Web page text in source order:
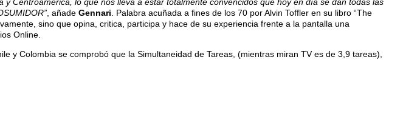
, añade Gennari . Palabra acuñada a fines de los 70 por Alvin Toffler en su libro “The
sino que opina, critica, participa y hace de su experiencia frente a la pantalla una
Online.
y Colombia se comprobó que la Simultaneidad de Tareas, (mientras miran TV es de 3,9 tareas),